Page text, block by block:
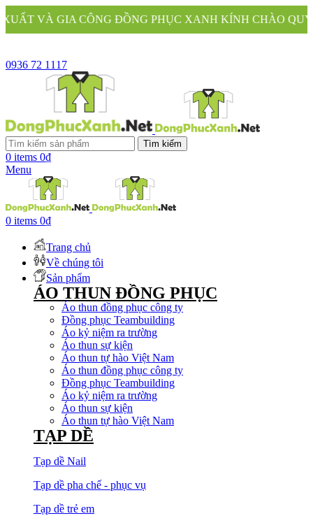
ĐỒNG PHỤC XANH KÍNH CHÀO QUÝ KHÁCH
0936 72 1117
Tìm kiếm
0 items 0₫
Menu
0 items 0₫
Trang chủ
Về chúng tôi
Sản phẩm
ÁO THUN ĐỒNG PHỤC
Áo thun đồng phục công ty
Đồng phục Teambuilding
Áo kỷ niệm ra trường
Áo thun sự kiện
Áo thun tự hào Việt Nam
Áo thun đồng phục công ty
Đồng phục Teambuilding
Áo kỷ niệm ra trường
Áo thun sự kiện
Áo thun tự hào Việt Nam
TẠP DỀ
Tạp dề Nail
Tạp dề pha chế - phục vụ
Tạp dề trẻ em